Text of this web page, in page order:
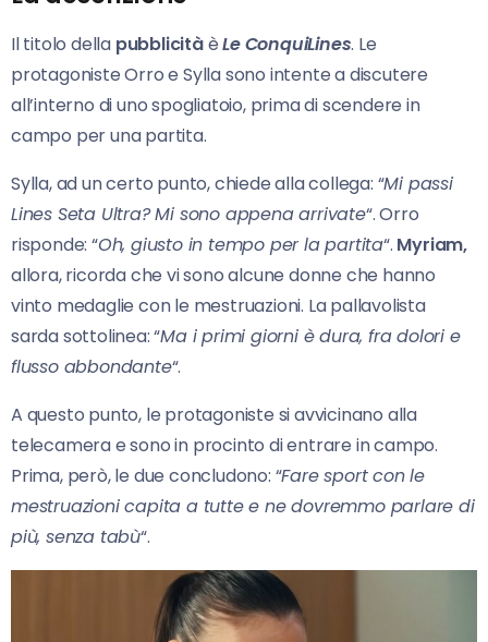
Il titolo della pubblicitàèLe ConquiLines. Le
protagoniste Orro e Sylla sono intente a discutere
all’interno di uno spogliatoio, prima di scendere in
campo per una partita.
Sylla, ad un certo punto, chiede alla collega: “Mi passi
Lines Seta Ultra? Mi sono appena arrivate“. Orro
risponde: “Oh, giusto in tempo per la partita“. Myriam,
allora, ricorda che vi sono alcune donne che hanno
vinto medaglie con le mestruazioni. La pallavolista
sarda sottolinea: “Ma i primi giorni è dura, fra dolori e
flusso abbondante“.
A questo punto, le protagoniste si avvicinano alla
telecamera e sono in procinto di entrare in campo.
Prima, però, le due concludono: “Fare sport con le
mestruazioni capita a tutte e ne dovremmo parlare di
più, senza tabù“.